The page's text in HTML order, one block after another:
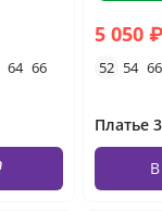
64 66
5 050 ₽
52 54 66
Платье